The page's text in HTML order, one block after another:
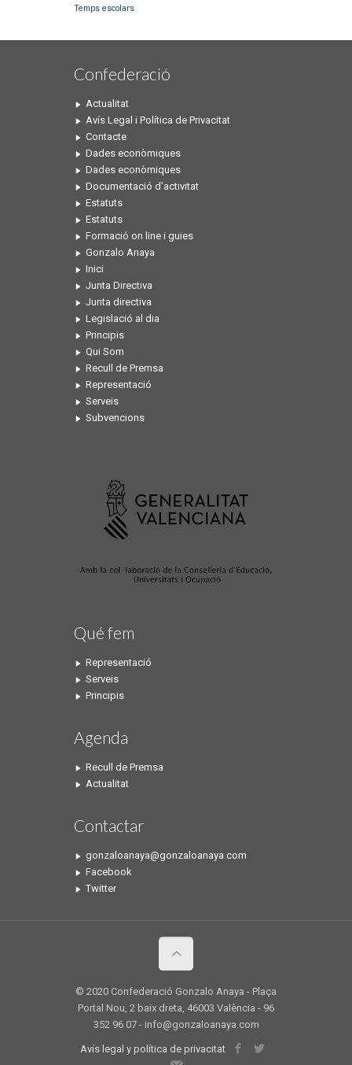
Temps escolars
Confederació
Actualitat
Avís Legal i Política de Privacitat
Contacte
Dades econòmiques
Dades econòmiques
Documentació d’activitat
Estatuts
Estatuts
Formació on line i guies
Gonzalo Anaya
Inici
Junta Directiva
Junta directiva
Legislació al dia
Principis
Qui Som
Recull de Premsa
Representació
Serveis
Subvencions
Qué fem
Representació
Serveis
Principis
Agenda
Recull de Premsa
Actualitat
Contactar
gonzaloanaya@gonzaloanaya.com
Facebook
Twitter
© 2020 Confederació Gonzalo Anaya - Plaça
Portal Nou, 2 baix dreta, 46003 València - 96
352 96 07 - info@gonzaloanaya.com
Avís legal y política de privacitat